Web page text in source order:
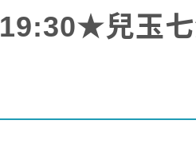
19:30★兒玉